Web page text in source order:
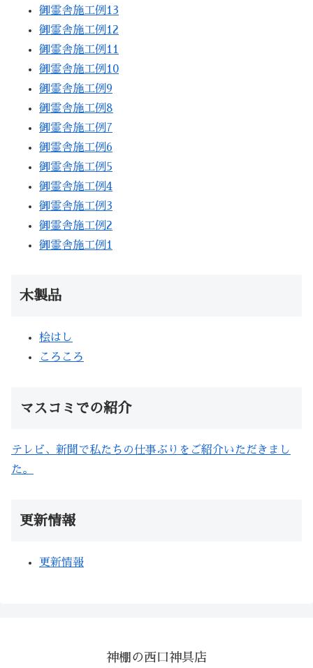
御霊舎施工例13
御霊舎施工例12
御霊舎施工例11
御霊舎施工例10
御霊舎施工例9
御霊舎施工例8
御霊舎施工例7
御霊舎施工例6
御霊舎施工例5
御霊舎施工例4
御霊舎施工例3
御霊舎施工例2
御霊舎施工例1
木製品
桧はし
ころころ
マスコミでの紹介
テレビ、新聞で私たちの仕事ぶりをご紹介いただきまし
た。
更新情報
更新情報
神棚の西口神具店